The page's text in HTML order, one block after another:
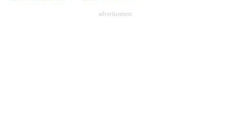
advertisement